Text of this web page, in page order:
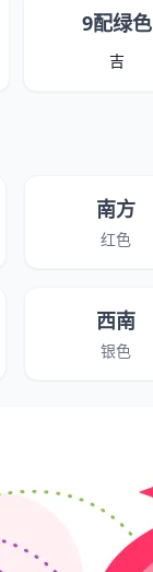
9配绿色
吉
南方
红色
西南
银色